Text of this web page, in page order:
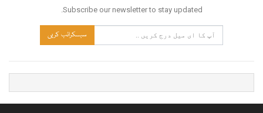
Subscribe our newsletter to stay updated.
سبسکرائب کریں